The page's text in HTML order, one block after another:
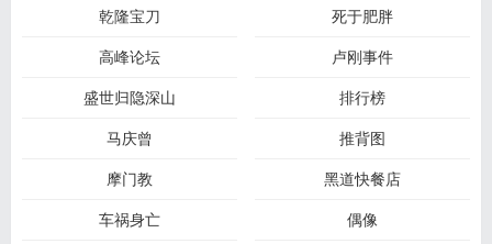
乾隆宝刀
死于肥胖
高峰论坛
卢刚事件
盛世归隐深山
排行榜
马庆曾
推背图
摩门教
黑道快餐店
车祸身亡
偶像